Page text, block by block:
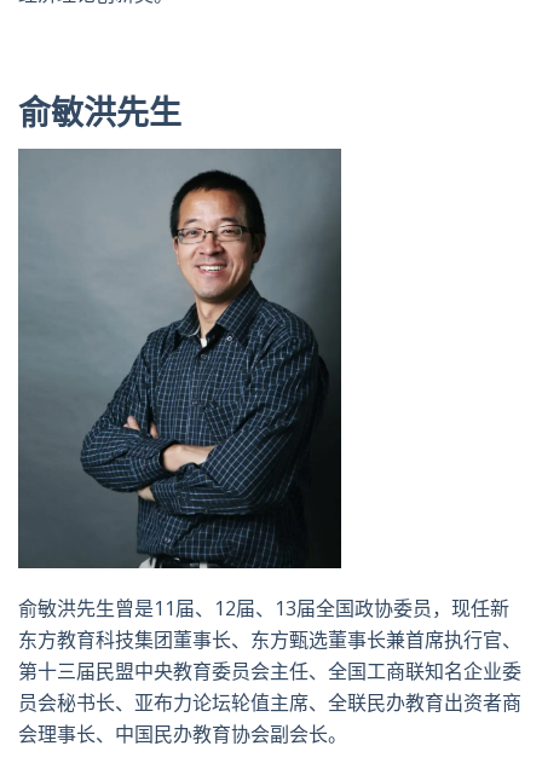
俞敏洪先生
俞敏洪先生曾是11届、12届、13届全国政协委员，现任新
东方教育科技集团董事长、东方甄选董事长兼首席执行官、
第十三届民盟中央教育委员会主任、全国工商联知名企业委
员会秘书长、亚布力论坛轮值主席、全联民办教育出资者商
会理事长、中国民办教育协会副会长。